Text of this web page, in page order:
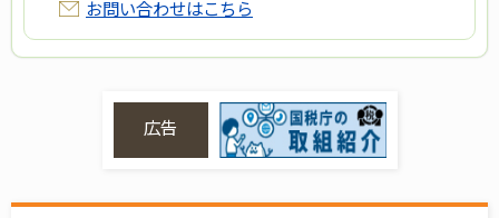
お問い合わせはこちら
広告